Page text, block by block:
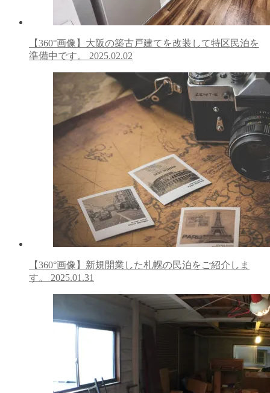
【360°画像】大阪の築古戸建てを改装して特区民泊を
準備中です。 2025.02.02
【360°画像】新規開業した札幌の民泊をご紹介しま
す。 2025.01.31